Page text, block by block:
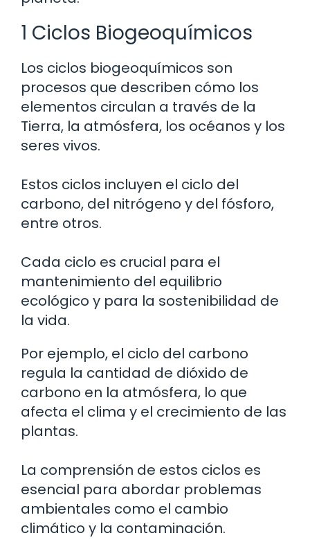
1 Ciclos Biogeoquímicos
Los ciclos biogeoquímicos son
procesos que describen cómo los
elementos circulan a través de la
Tierra, la atmósfera, los océanos y los
seres vivos.
Estos ciclos incluyen el ciclo del
carbono, del nitrógeno y del fósforo,
entre otros.
Cada ciclo es crucial para el
mantenimiento del equilibrio
ecológico y para la sostenibilidad de
la vida.
Por ejemplo, el ciclo del carbono
regula la cantidad de dióxido de
carbono en la atmósfera, lo que
afecta el clima y el crecimiento de las
plantas.
La comprensión de estos ciclos es
esencial para abordar problemas
ambientales como el cambio
climático y la contaminación.